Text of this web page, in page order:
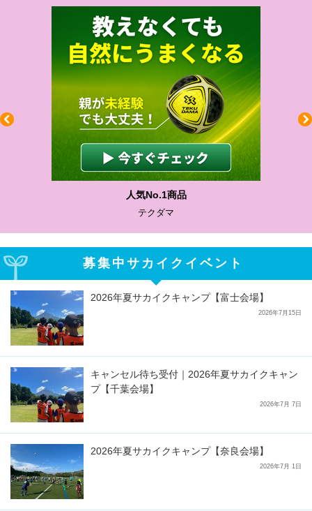
人気No.1商品
テクダマ
募集中サカイクイベント
2026年夏サカイクキャンプ【富士会場】
2026年7月15日
キャンセル待ち受付｜2026年夏サカイクキャン
プ【千葉会場】
2026年7月 7日
2026年夏サカイクキャンプ【奈良会場】
2026年7月 1日